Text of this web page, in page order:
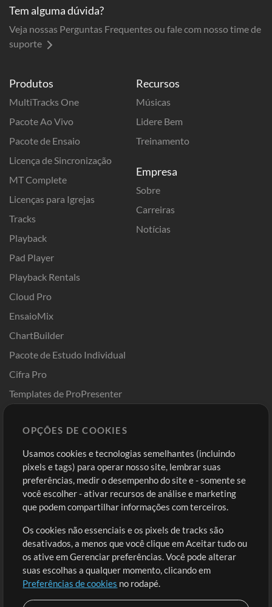
Produtos
MultiTracks One
Pacote Ao Vivo
Pacote de Ensaio
Licença de Sincronização
MT Complete
Licenças para Igrejas
Tracks
Playback
Pad Player
Playback Rentals
Cloud Pro
EnsaioMix
ChartBuilder
Pacote de Estudo Individual
Cifra Pro
Templates de ProPresenter
Recursos
Músicas
Lidere Bem
Treinamento
Empresa
Sobre
Carreiras
Notícias
Comprar Créditos
Conteúdo Grátis
Solicite uma Música
Extras
Sessões
Envie seu conteúdo
Playlist
Entre
Cadastre-se
Ir ao carrinho
Tem alguma dúvida?
Veja nossas Perguntas Frequentes ou fale com nosso time de
suporte
OPÇÕES DE COOKIES
Usamos cookies e tecnologias semelhantes (incluindo
pixels e tags) para operar nosso site, lembrar suas
preferências, medir o desempenho do site e - somente se
você escolher - ativar recursos de análise e marketing
que podem compartilhar informações com terceiros.
Os cookies não essenciais e os pixels de tracks são
desativados, a menos que você clique em Aceitar tudo ou
os ative em Gerenciar preferências. Você pode alterar
suas escolhas a qualquer momento, clicando em
Preferências de cookies no rodapé.